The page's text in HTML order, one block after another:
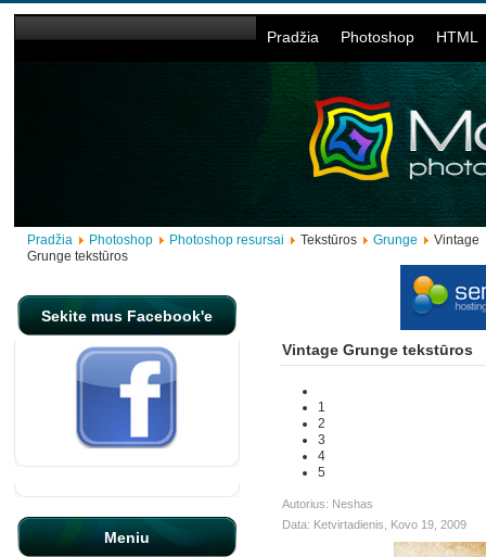
Pradžia Photoshop HTML
Pradžia Photoshop Photoshop resursai Tekstūros Grunge
Vintage
Grunge tekstūros
Sekite mus Facebook'e
Meniu
Vintage Grunge tekstūros
1
2
3
4
5
Autorius: Neshas
Data: Ketvirtadienis, Kovo 19, 2009